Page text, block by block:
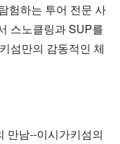
험하는 투어 전문 사
스노클링과 SUP를
섬만의 감동적인 체
만남--이시가키섬의